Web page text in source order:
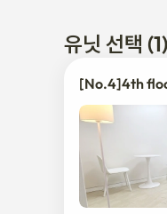
✅️전체 길이의 거울.
✅입주는 비대면
✅계약이 확정되
✅pets은 허용되
✅담배를 피우다
✅ 공중위생관리
✅ 재산의 손상
✅ 철저하게 청
✅ 신촌역 (2호선
유닛 선택 (1)
[No.4]4th